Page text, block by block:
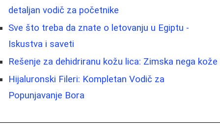
detaljan vodič za početnike
Sve što treba da znate o letovanju u Egiptu -
Iskustva i saveti
Rešenje za dehidriranu kožu lica: Zimska nega kože
Hijaluronski Fileri: Kompletan Vodič za
Popunjavanje Bora